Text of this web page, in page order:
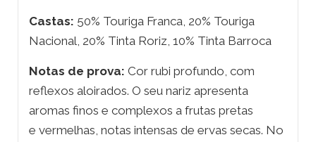
Castas: 50% Touriga Franca, 20% Touriga
Nacional, 20% Tinta Roriz, 10% Tinta Barroca
Notas de prova: Cor rubi profundo, com
reflexos aloirados. O seu nariz apresenta
aromas finos e complexos a frutas pretas
e vermelhas, notas intensas de ervas secas. No